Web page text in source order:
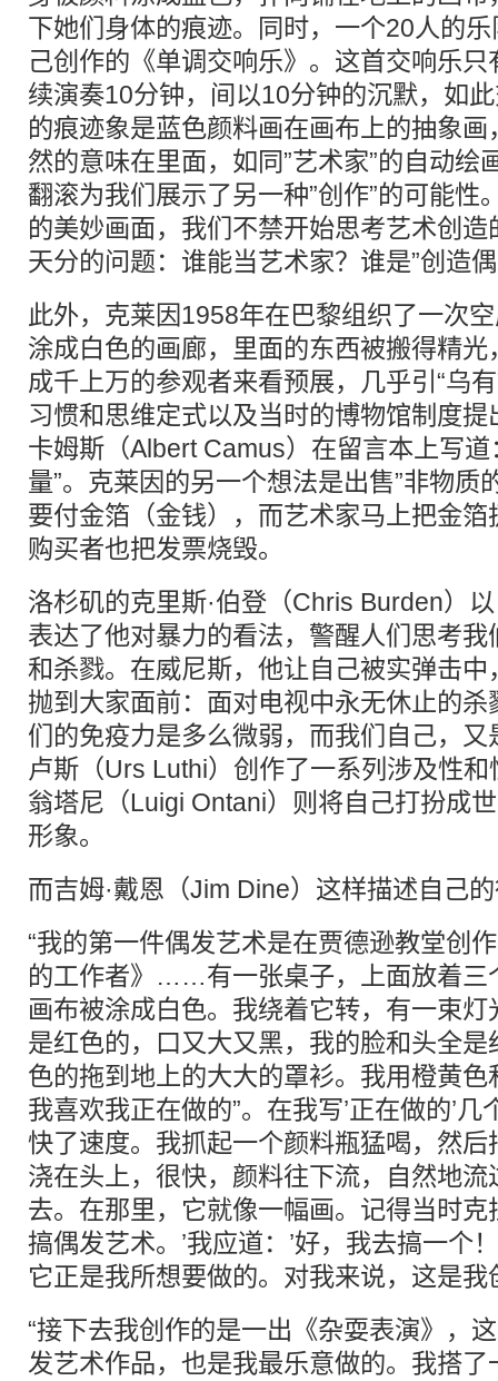
下她们身体的痕迹。同时，一个20人的
己创作的《单调交响乐》。这首交响乐
续演奏10分钟，间以10分钟的沉默，如
的痕迹象是蓝色颜料画在画布上的抽象
然的意味在里面，如同”艺术家”的自动绘
翻滚为我们展示了另一种”创作”的可能性
的美妙画面，我们不禁开始思考艺术创
天分的问题：谁能当艺术家？谁是”创造
此外，克莱因1958年在巴黎组织了一次
涂成白色的画廊，里面的东西被搬得精
成千上万的参观者来看预展，几乎引“乌
习惯和思维定式以及当时的博物馆制度提
卡姆斯（Albert Camus）在留言本上写道
量”。克莱因的另一个想法是出售”非物质
要付金箔（金钱），而艺术家马上把金
购买者也把发票烧毁。
洛杉矶的克里斯·伯登（Chris Burden）
表达了他对暴力的看法，警醒人们思考
和杀戮。在威尼斯，他让自己被实弹击
抛到大家面前：面对电视中永无休止的
们的免疫力是多么微弱，而我们自己，又
卢斯（Urs Luthi）创作了一系列涉及性和
翁塔尼（Luigi Ontani）则将自己打扮成
形象。
而吉姆·戴恩（Jim Dine）这样描述自己
“我的第一件偶发艺术是在贾德逊教堂创
的工作者》……有一张桌子，上面放着三
画布被涂成白色。我绕着它转，有一束
是红色的，口又大又黑，我的脸和头全
色的拖到地上的大大的罩衫。我用橙黄色
我喜欢我正在做的”。在我写’正在做的’
快了速度。我抓起一个颜料瓶猛喝，然
浇在头上，很快，颜料往下流，自然地
去。在那里，它就像一幅画。记得当时克
搞偶发艺术。’我应道：’好，我去搞一个
它正是我所想要做的。对我来说，这是
“接下去我创作的是一出《杂耍表演》，
发艺术作品，也是我最乐意做的。我搭